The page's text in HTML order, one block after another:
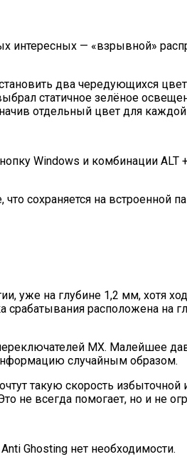
интересных — «взрывной»
два чередующихся
статичное зелёное
отдельный цвет для
Windows и комбинации ALT +
сохраняется на встроенной
уже на глубине 1,2 мм, хотя
срабатывания расположена на
MX. Малейшее
случайным образом.
такую скорость
не всегда помогает, но и не
Ghosting нет необходимости.